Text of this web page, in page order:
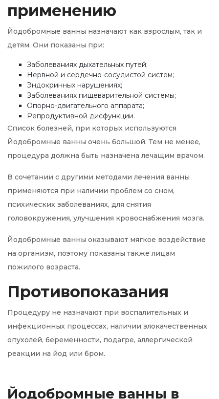
применению
Йодобромные ванны назначают как взрослым, так и
детям. Они показаны при:
Заболеваниях дыхательных путей;
Нервной и сердечно-сосудистой систем;
Эндокринных нарушениях;
Заболеваниях пищеварительной системы;
Опорно-двигательного аппарата;
Репродуктивной дисфункции.
Список болезней, при которых используются
Йодобромные ванны очень большой. Тем не менее,
процедура должна быть назначена лечащим врачом.
В сочетании с другими методами лечения ванны
применяются при наличии проблем со сном,
психических заболеваниях, для снятия
головокружения, улучшения кровоснабжения мозга.
Йодобромные ванны оказывают мягкое воздействие
на организм, поэтому показаны также лицам
пожилого возраста.
Противопоказания
Процедуру не назначают при воспалительных и
инфекционных процессах, наличии злокачественных
опухолей, беременности, подагре, аллергической
реакции на йод или бром.
Йодобромные ванны в